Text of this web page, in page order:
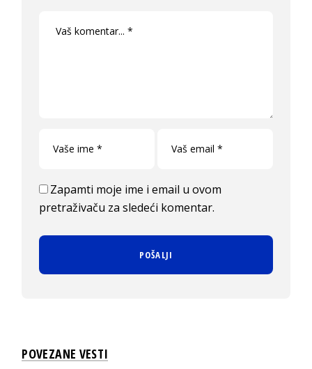
Zapamti moje ime i email u ovom
pretraživaču za sledeći komentar.
POVEZANE VESTI